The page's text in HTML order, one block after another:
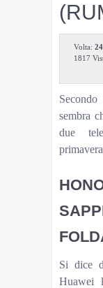
Volta:
1817
sembra
due
Si dice
Huawei